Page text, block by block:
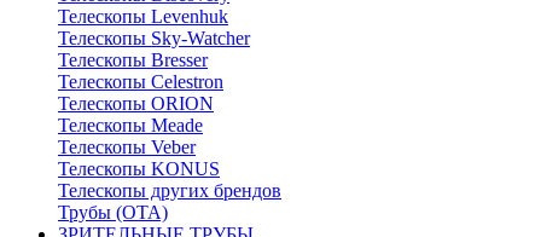
Телескопы Levenhuk
Телескопы Sky-Watcher
Телескопы Bresser
Телескопы Celestron
Телескопы ORION
Телескопы Meade
Телескопы Veber
Телескопы KONUS
Телескопы других брендов
Трубы (ОТА)